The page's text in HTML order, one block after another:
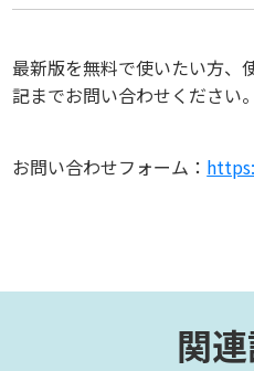
最新版を無料で使いたい方、
記までお問い合わせください。
お問い合わせフォーム：
関